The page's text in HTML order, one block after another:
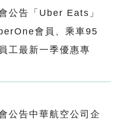
公告「Uber Eats」
會員、乘車95
工最新一季優惠專
公告中華航空公司企